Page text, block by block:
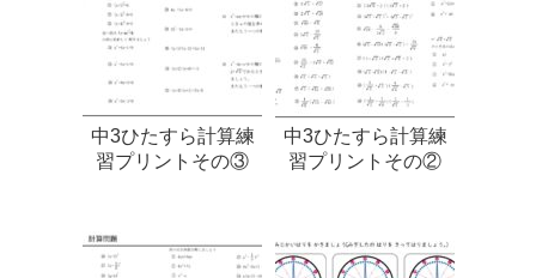
中3ひたすら計算練
習プリントその③
中3ひたすら計算練
習プリントその②